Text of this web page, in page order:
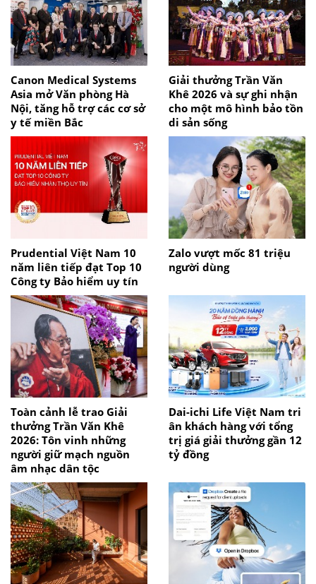
Canon Medical Systems
Asia mở Văn phòng Hà
Nội, tăng hỗ trợ các cơ sở
y tế miền Bắc
Giải thưởng Trần Văn
Khê 2026 và sự ghi nhận
cho một mô hình bảo tồn
di sản sống
Prudential Việt Nam 10
năm liên tiếp đạt Top 10
Công ty Bảo hiểm uy tín
Zalo vượt mốc 81 triệu
người dùng
Toàn cảnh lễ trao Giải
thưởng Trần Văn Khê
2026: Tôn vinh những
người giữ mạch nguồn
âm nhạc dân tộc
Dai-ichi Life Việt Nam tri
ân khách hàng với tổng
trị giá giải thưởng gần 12
tỷ đồng